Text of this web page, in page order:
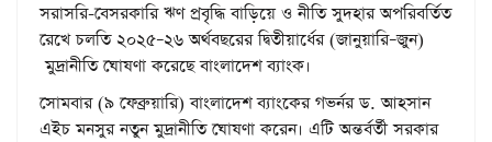
সরাসরি-বেসরকা‌রি ঋণ প্রবৃ‌দ্ধি বাড়িয়ে ও নীতি সুদহার অপরিবর্তিত
রেখে চলতি ২০২৫–২৬ অর্থবছরের দ্বিতীয়ার্ধের (জানুয়ারি–জুন)
মুদ্রানীতি ঘোষণা করেছে বাংলাদেশ ব্যাংক।
সোমবার (৯ ফেব্রুয়ারি) বাংলাদেশ ব্যাংকের গভর্নর ড. আহসান
এইচ মনসুর নতুন মুদ্রানীতি ঘোষণা করেন। এটি অন্তর্বর্তী সরকার